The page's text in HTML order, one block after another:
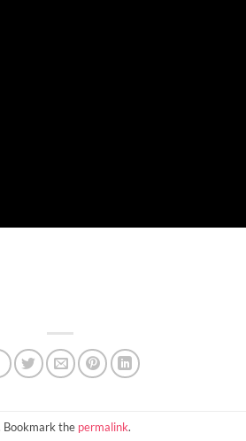
Bookmark the permalink.